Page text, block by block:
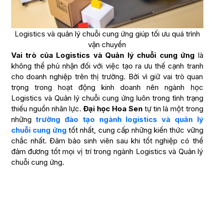
Logistics và quản lý chuỗi cung ứng giúp tối ưu quá trình
vận chuyển
Vai trò của Logistics và Quản lý chuỗi cung ứng là
không thể phủ nhận đối với việc tạo ra ưu thế cạnh tranh
cho doanh nghiệp trên thị trường. Bởi vì giữ vai trò quan
trọng trong hoạt động kinh doanh nên ngành học
Logistics và Quản lý chuỗi cung ứng luôn trong tình trạng
thiếu nguồn nhân lực. Đại học Hoa Sen tự tin là một trong
nhữngtrường đào tạo ngành logistics và quản lý
chuỗi cung ứng tốt nhất, cung cấp những kiến thức vững
chắc nhất. Đảm bảo sinh viên sau khi tốt nghiệp có thể
đảm đương tốt mọi vị trí trong ngành Logistics và Quản lý
chuỗi cung ứng.